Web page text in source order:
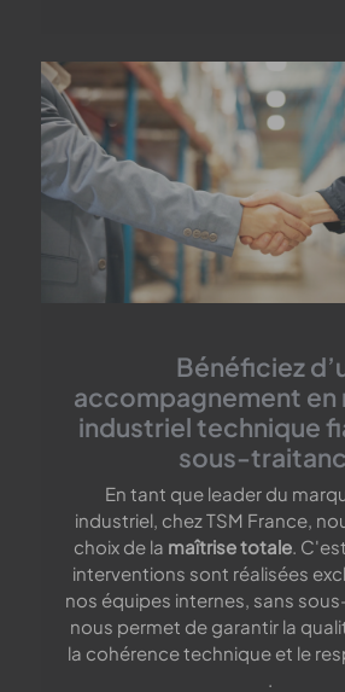
Bénéficiez
accompagnement en
industriel technique
sous-
En tant que leader du
industriel, chez TSM France,
choix de la maîtrise totale.
interventions sont réalisées
nos équipes internes, sans
nous permet de garantir la
la cohérence technique et le
.